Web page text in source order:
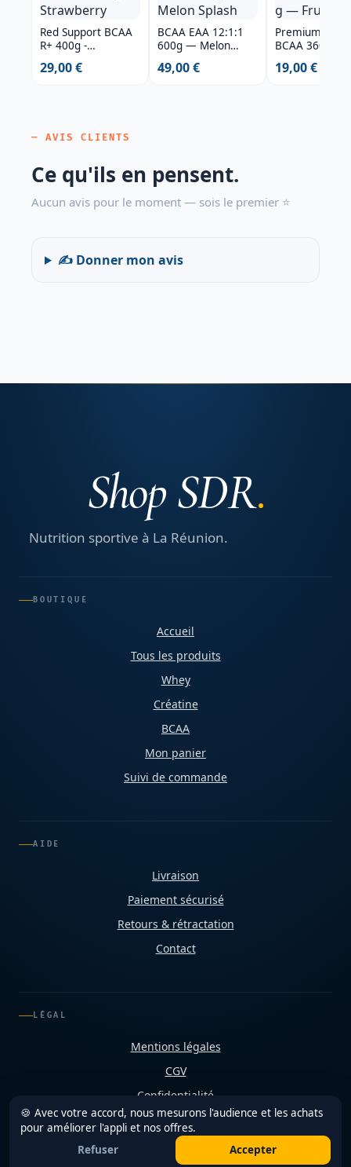
Red Support BCAA
R+ 400g -
29,00 €
BCAA EAA 12:1:1
600g — Melon
49,00 €
Premium
BCAA 360 g
19,00 €
— AVIS CLIENTS
Ce qu'ils en pensent.
Aucun avis pour le moment — sois le premier ⭐
✍️ Donner mon avis
Shop SDR
Nutrition sportive à La Réunion.
BOUTIQUE
Accueil
Tous les produits
Whey
Créatine
BCAA
Mon panier
Suivi de commande
AIDE
Livraison
Paiement sécurisé
Retours & rétractation
Contact
LÉGAL
Mentions légales
CGV
Confidentialité
Cookies
🍪 Avec votre accord, nous mesurons l'audience et les achats
pour améliorer l'appli et nos offres.
Refuser
Accepter